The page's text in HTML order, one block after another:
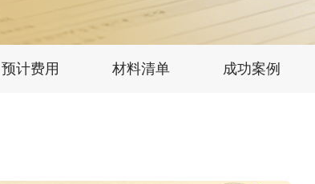
预计费用 材料清单 成功案例